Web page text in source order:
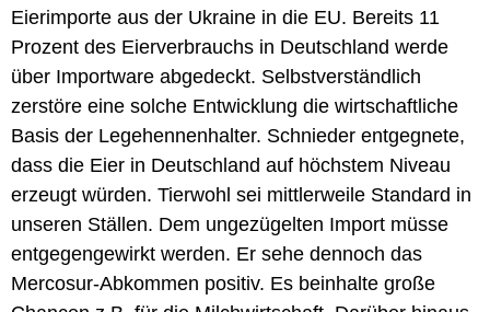
Eierimporte aus der Ukraine in die EU. Bereits 11
Prozent des Eierverbrauchs in Deutschland werde
über Importware abgedeckt. Selbstverständlich
zerstöre eine solche Entwicklung die wirtschaftliche
Basis der Legehennenhalter. Schnieder entgegnete,
dass die Eier in Deutschland auf höchstem Niveau
erzeugt würden. Tierwohl sei mittlerweile Standard in
unseren Ställen. Dem ungezügelten Import müsse
entgegengewirkt werden. Er sehe dennoch das
Mercosur-Abkommen positiv. Es beinhalte große